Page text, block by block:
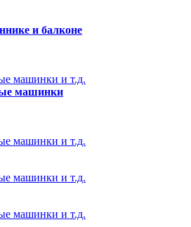
и балконе
машинки и т.д.
машинки
машинки и т.д.
машинки и т.д.
машинки и т.д.